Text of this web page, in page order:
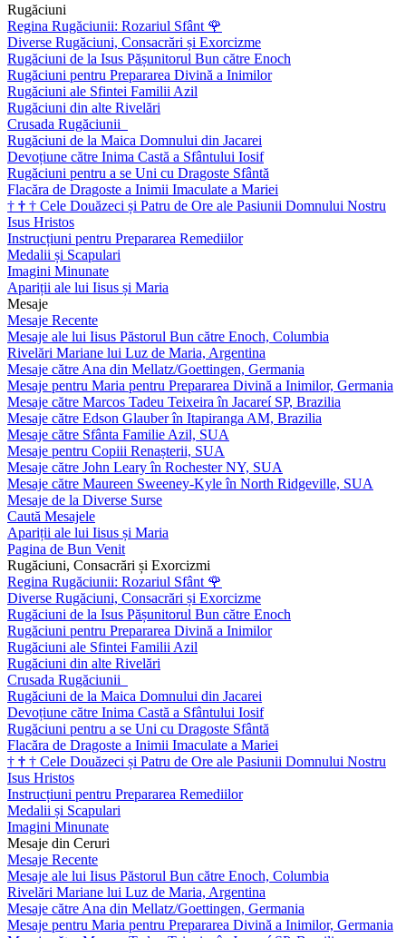
Rugăciuni
Regina Rugăciunii: Rozariul Sfânt 🌹
Diverse Rugăciuni, Consacrări și Exorcizme
Rugăciuni de la Isus Pășunitorul Bun către Enoch
Rugăciuni pentru Prepararea Divină a Inimilor
Rugăciuni ale Sfintei Familii Azil
Rugăciuni din alte Rivelări
Crusada Rugăciunii
Rugăciuni de la Maica Domnului din Jacarei
Devoțiune către Inima Castă a Sfântului Iosif
Rugăciuni pentru a se Uni cu Dragoste Sfântă
Flacăra de Dragoste a Inimii Imaculate a Mariei
† † † Cele Douăzeci și Patru de Ore ale Pasiunii Domnului Nostru
Isus Hristos
Instrucțiuni pentru Prepararea Remediilor
Medalii și Scapulari
Imagini Minunate
Apariții ale lui Iisus și Maria
Mesaje
Mesaje Recente
Mesaje ale lui Iisus Păstorul Bun către Enoch, Columbia
Rivelări Mariane lui Luz de Maria, Argentina
Mesaje către Ana din Mellatz/Goettingen, Germania
Mesaje pentru Maria pentru Prepararea Divină a Inimilor, Germania
Mesaje către Marcos Tadeu Teixeira în Jacareí SP, Brazilia
Mesaje către Edson Glauber în Itapiranga AM, Brazilia
Mesaje către Sfânta Familie Azil, SUA
Mesaje pentru Copiii Renașterii, SUA
Mesaje către John Leary în Rochester NY, SUA
Mesaje către Maureen Sweeney-Kyle în North Ridgeville, SUA
Mesaje de la Diverse Surse
Caută Mesajele
Apariții ale lui Iisus și Maria
Pagina de Bun Venit
Rugăciuni, Consacrări și Exorcizmi
Regina Rugăciunii: Rozariul Sfânt 🌹
Diverse Rugăciuni, Consacrări și Exorcizme
Rugăciuni de la Isus Pășunitorul Bun către Enoch
Rugăciuni pentru Prepararea Divină a Inimilor
Rugăciuni ale Sfintei Familii Azil
Rugăciuni din alte Rivelări
Crusada Rugăciunii
Rugăciuni de la Maica Domnului din Jacarei
Devoțiune către Inima Castă a Sfântului Iosif
Rugăciuni pentru a se Uni cu Dragoste Sfântă
Flacăra de Dragoste a Inimii Imaculate a Mariei
† † † Cele Douăzeci și Patru de Ore ale Pasiunii Domnului Nostru
Isus Hristos
Instrucțiuni pentru Prepararea Remediilor
Medalii și Scapulari
Imagini Minunate
Mesaje din Ceruri
Mesaje Recente
Mesaje ale lui Iisus Păstorul Bun către Enoch, Columbia
Rivelări Mariane lui Luz de Maria, Argentina
Mesaje către Ana din Mellatz/Goettingen, Germania
Mesaje pentru Maria pentru Prepararea Divină a Inimilor, Germania